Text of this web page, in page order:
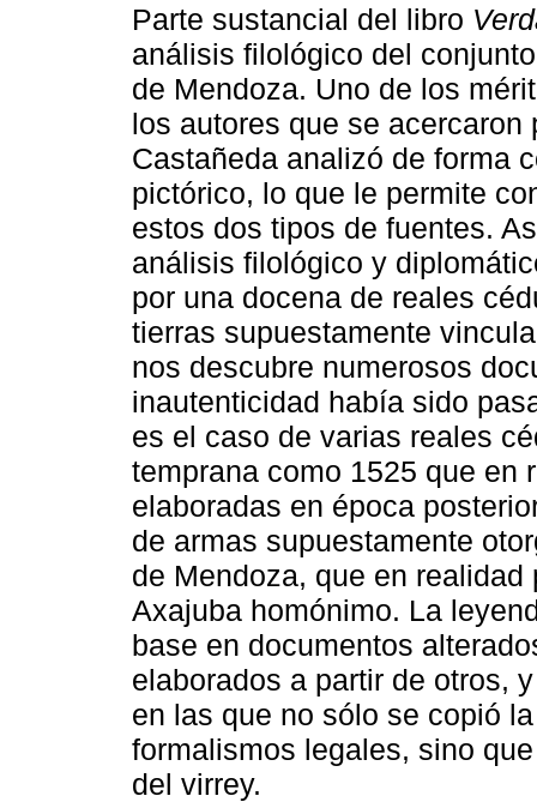
Parte sustancial del libro
análisis filológico del
de Mendoza. Uno de los
los autores que se
Castañeda analizó de forma
pictórico, lo que le permite
estos dos tipos de fuentes.
análisis filológico y
por una docena de reales
tierras supuestamente
nos descubre numerosos
inautenticidad había sido
es el caso de varias reales
temprana como 1525 que en
elaboradas en época
de armas supuestamente
de Mendoza, que en
Axajuba homónimo. La
base en documentos
elaborados a partir de otros,
en las que no sólo se copió
formalismos legales, sino
del virrey.